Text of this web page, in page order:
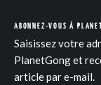
ABONNEZ-VOUS À
Saisissez votre
PlanetGong et
article par e-mail.